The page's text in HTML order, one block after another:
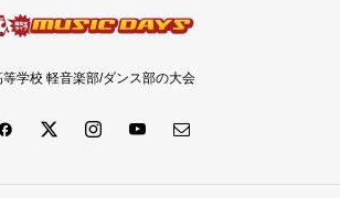
等学校 軽音楽部/ダンス部の大会